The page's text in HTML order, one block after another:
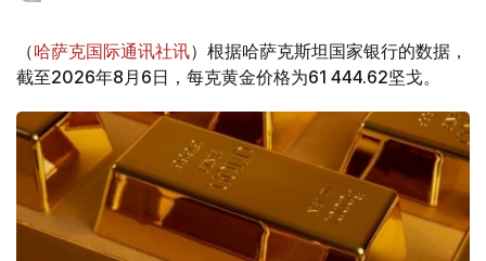
（哈萨克国际通讯社讯）根据哈萨克斯坦国家银行的数据，
截至2026年8月6日，每克黄金价格为61 444.62坚戈。